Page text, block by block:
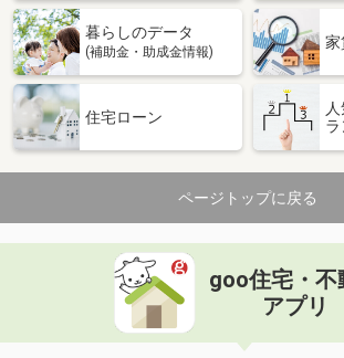
専有面積 62.7m²
間取り
鹿児島県鹿児島市城西２
1,790万円
住 所
鹿児島県鹿児島市城
専有面積 62.7m²
間取り
2LDK
鹿児島県鹿児島市下荒田２丁目
価 格
3,560万円
住 所
鹿児島県鹿児島市下
専有面積 75.73m²
暮らしのデータ
(補助金・助成金情報)
家
住宅ローン
ページトップに戻る
goo住宅・不
アプリ